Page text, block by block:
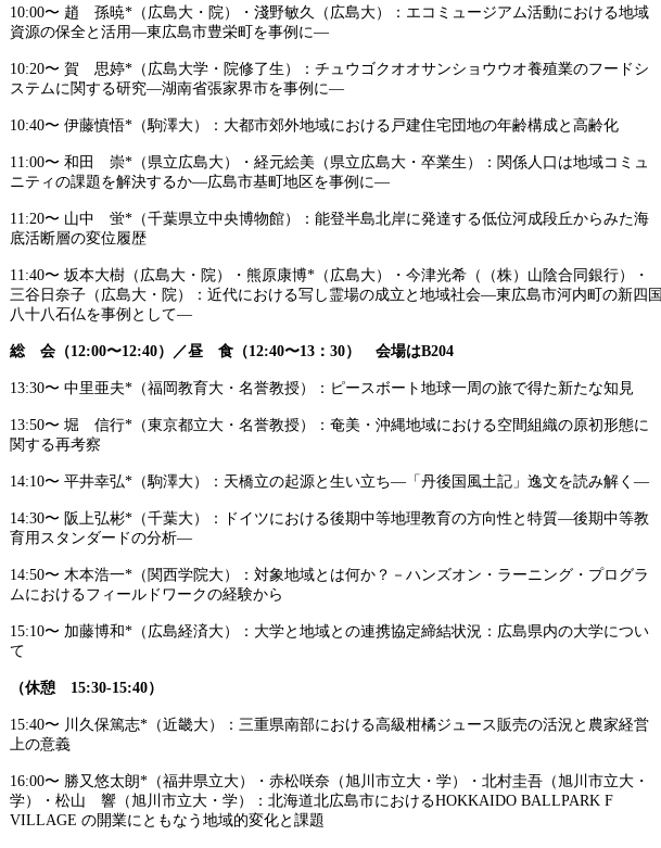
10:00〜 趙 孫暁*（広島大・院）・淺野敏久（広島大）：エコミュージアム活動における地域
資源の保全と活用―東広島市豊栄町を事例に―
10:20〜 賀 思婷*（広島大学・院修了生）：チュウゴクオオサンショウウオ養殖業のフードシ
ステムに関する研究―湖南省張家界市を事例に―
10:40〜 伊藤慎悟*（駒澤大）：大都市郊外地域における戸建住宅団地の年齢構成と高齢化
11:00〜 和田 崇*（県立広島大）・経元絵美（県立広島大・卒業生）：関係人口は地域コミュ
ニティの課題を解決するか―広島市基町地区を事例に―
11:20〜 山中 蛍*（千葉県立中央博物館）：能登半島北岸に発達する低位河成段丘からみた海
底活断層の変位履歴
11:40〜 坂本大樹（広島大・院）・熊原康博*（広島大）・今津光希（（株）山陰合同銀行）・
三谷日奈子（広島大・院）：近代における写し霊場の成立と地域社会—東広島市河内町の新四国
八十八石仏を事例として—
総 会（12:00〜12:40）／昼 食（12:40〜13：30） 会場はB204
13:30〜 中里亜夫*（福岡教育大・名誉教授）：ピースボート地球一周の旅で得た新たな知見
13:50〜 堀 信行*（東京都立大・名誉教授）：奄美・沖縄地域における空間組織の原初形態に
関する再考察
14:10〜 平井幸弘*（駒澤大）：天橋立の起源と生い立ち―「丹後国風土記」逸文を読み解く―
14:30〜 阪上弘彬*（千葉大）：ドイツにおける後期中等地理教育の方向性と特質―後期中等教
育用スタンダードの分析―
14:50〜 木本浩一*（関西学院大）：対象地域とは何か？－ハンズオン・ラーニング・プログラ
ムにおけるフィールドワークの経験から
15:10〜 加藤博和*（広島経済大）：大学と地域との連携協定締結状況：広島県内の大学につい
て
（休憩 15:30-15:40）
15:40〜 川久保篤志*（近畿大）：三重県南部における高級柑橘ジュース販売の活況と農家経営
上の意義
16:00〜 勝又悠太朗*（福井県立大）・赤松咲奈（旭川市立大・学）・北村圭吾（旭川市立大・
学）・松山 響（旭川市立大・学）：北海道北広島市におけるHOKKAIDO BALLPARK F
VILLAGE の開業にともなう地域的変化と課題